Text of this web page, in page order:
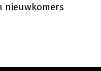
nieuwkomers